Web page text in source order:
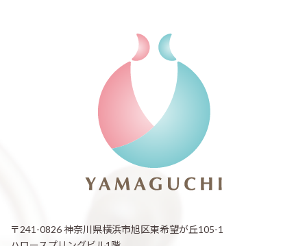
〒241-0826 神奈川県横浜市旭区東希望が丘105-1